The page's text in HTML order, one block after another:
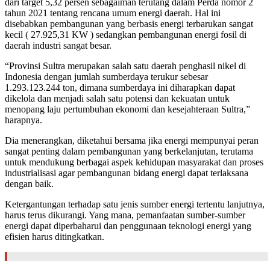
dari target 5,32 persen sebagaiman terutang dalam Perda nomor 2
tahun 2021 tentang rencana umum energi daerah. Hal ini
disebabkan pembangunan yang berbasis energi terbarukan sangat
kecil ( 27.925,31 KW ) sedangkan pembangunan energi fosil di
daerah industri sangat besar.
“Provinsi Sultra merupakan salah satu daerah penghasil nikel di
Indonesia dengan jumlah sumberdaya terukur sebesar
1.293.123.244 ton, dimana sumberdaya ini diharapkan dapat
dikelola dan menjadi salah satu potensi dan kekuatan untuk
menopang laju pertumbuhan ekonomi dan kesejahteraan Sultra,”
harapnya.
Dia menerangkan, diketahui bersama jika energi mempunyai peran
sangat penting dalam pembangunan yang berkelanjutan, terutama
untuk mendukung berbagai aspek kehidupan masyarakat dan proses
industrialisasi agar pembangunan bidang energi dapat terlaksana
dengan baik.
Ketergantungan terhadap satu jenis sumber energi tertentu lanjutnya,
harus terus dikurangi. Yang mana, pemanfaatan sumber-sumber
energi dapat diperbaharui dan penggunaan teknologi energi yang
efisien harus ditingkatkan.